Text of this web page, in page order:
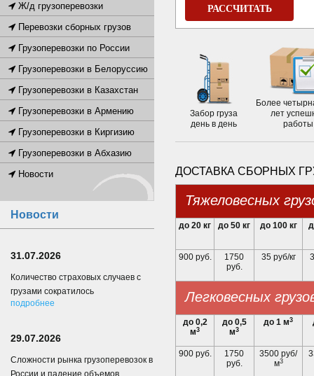
РАССЧИТАТЬ
Забор груза
день в день
Более
лет
работы
ДОСТАВКА СБОРНЫХ
Тяжеловесных
до 20 кг до 50 кг до 100 кг
900 руб.
1750
руб.
35 руб/кг
Легковесных
до 0,2
м3
до 0,5
м3
до 1 м3
900 руб.
1750
руб.
3500 руб/
м3
Ж/д грузоперевозки
Перевозки сборных грузов
Грузоперевозки по России
Грузоперевозки в Белоруссию
Грузоперевозки в Казахстан
Грузоперевозки в Армению
Грузоперевозки в Киргизию
Грузоперевозки в Абхазию
Новости
Новости
31.07.2026
Количество страховых случаев с
грузами сократилось
подробнее
29.07.2026
Сложности рынка грузоперевозок в
России и падение объемов